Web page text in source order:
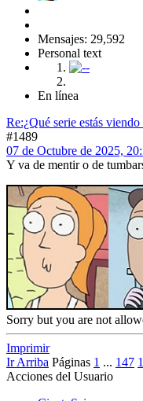
Mensajes: 29,592
Personal text
En línea
Re:¿Qué serie estás
#1489
07 de Octubre de 2025,
Y va de mentir o de
Sorry but you are not
Imprimir
Ir Arriba Páginas 1 ... 147
Acciones del Usuario